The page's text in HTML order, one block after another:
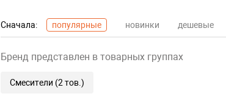
Сначала: популярные новинки дешевые
Бренд представлен в товарных группах
Смесители (2 тов.)